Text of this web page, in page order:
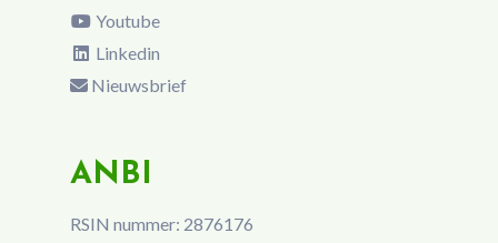
Youtube
Linkedin
Nieuwsbrief
ANBI
RSIN nummer: 2876176